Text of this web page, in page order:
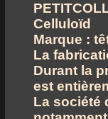
Celluloïd
Marque :
La
Durant la
est
La société